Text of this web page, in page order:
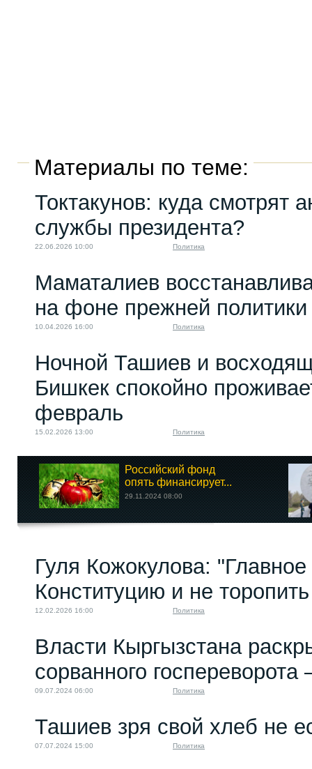
Материалы по теме:
Токтакунов: куда смотрят
службы президента?
22.06.2026 10:00 Политика
Маматалиев
на фоне прежней
10.04.2026 16:00 Политика
Ночной Ташиев и
Бишкек спокойно
февраль
15.02.2026 13:00 Политика
Российский фонд
опять финансирует...
29.11.2024 08:00
Гуля Кожокулова:
Конституцию и не
12.02.2026 16:00 Политика
Власти Кыргызстана
сорванного
09.07.2024 06:00 Политика
Ташиев зря свой хлеб не
07.07.2024 15:00 Политика